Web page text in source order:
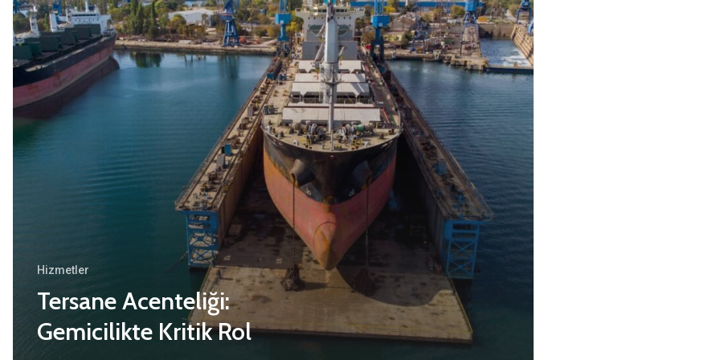
Hizmetler
Tersane Acenteliği:
Gemicilikte Kritik Rol